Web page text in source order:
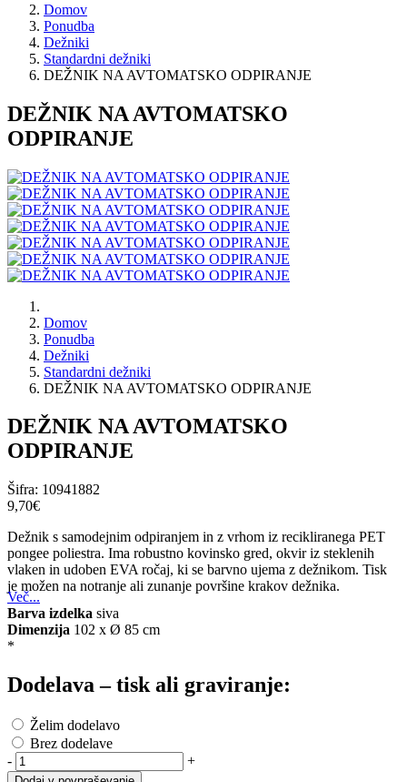
Domov
Ponudba
Dežniki
Standardni dežniki
DEŽNIK NA AVTOMATSKO ODPIRANJE
DEŽNIK NA AVTOMATSKO
ODPIRANJE
Domov
Ponudba
Dežniki
Standardni dežniki
DEŽNIK NA AVTOMATSKO ODPIRANJE
DEŽNIK NA AVTOMATSKO
ODPIRANJE
Šifra: 10941882
9,70‎€
Dežnik s samodejnim odpiranjem in z vrhom iz recikliranega PET
pongee poliestra. Ima robustno kovinsko gred, okvir iz steklenih
vlaken in udoben EVA ročaj, ki se barvno ujema z dežnikom. Tisk
je možen na notranje ali zunanje površine krakov dežnika.
Več...
Barva izdelka siva
Dimenzija 102 x Ø 85 cm
*
Dodelava – tisk ali graviranje:
Želim dodelavo
Brez dodelave
-
+